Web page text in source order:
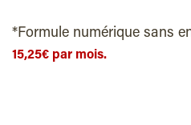
*Formule numérique sans
15,25€ par mois.